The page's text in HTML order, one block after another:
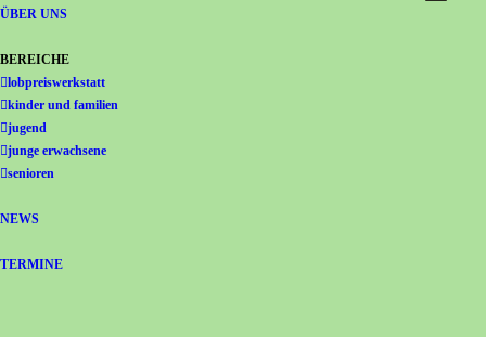
Gemeinschaft Immanuel
ÜBER UNS
BEREICHE
lobpreiswerkstatt
kinder und familien
jugend
junge erwachsene
senioren
NEWS
TERMINE